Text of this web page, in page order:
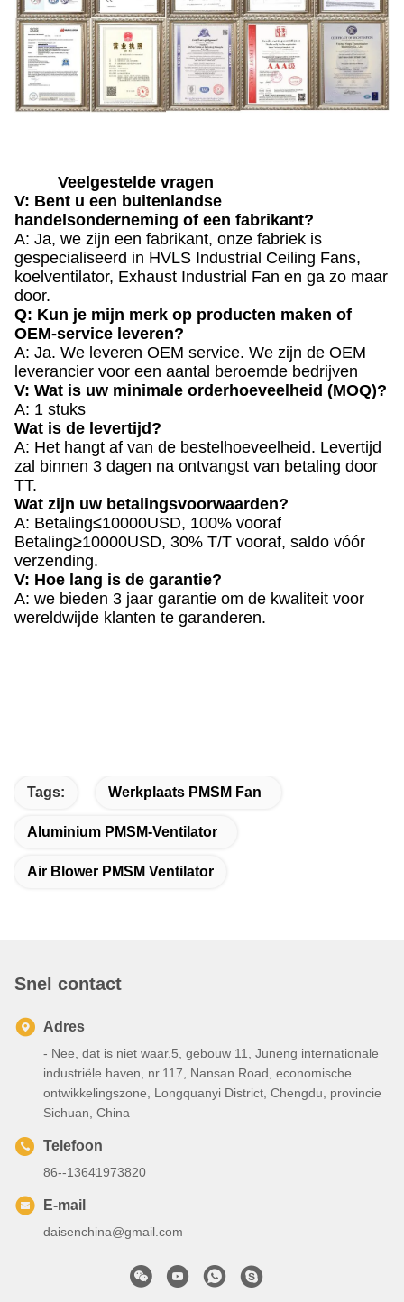
Veelgestelde vragen
V: Bent u een buitenlandse
handelsonderneming of een fabrikant?
A: Ja, we zijn een fabrikant, onze fabriek is
gespecialiseerd in HVLS Industrial Ceiling Fans,
koelventilator, Exhaust Industrial Fan en ga zo maar
door.
Q: Kun je mijn merk op producten maken of
OEM-service leveren?
A: Ja. We leveren OEM service. We zijn de OEM
leverancier voor een aantal beroemde bedrijven
V: Wat is uw minimale orderhoeveelheid (MOQ)?
A: 1 stuks
Wat is de levertijd?
A: Het hangt af van de bestelhoeveelheid. Levertijd
zal binnen 3 dagen na ontvangst van betaling door
TT.
Wat zijn uw betalingsvoorwaarden?
A: Betaling≤10000USD, 100% vooraf
Betaling≥10000USD, 30% T/T vooraf, saldo vóór
verzending.
V: Hoe lang is de garantie?
A: we bieden 3 jaar garantie om de kwaliteit voor
wereldwijde klanten te garanderen.
Tags: Werkplaats PMSM Fan
Aluminium PMSM-Ventilator
Air Blower PMSM Ventilator
Snel contact
Adres
- Nee, dat is niet waar.5, gebouw 11, Juneng internationale
industriële haven, nr.117, Nansan Road, economische
ontwikkelingszone, Longquanyi District, Chengdu, provincie
Sichuan, China
Telefoon
86--13641973820
E-mail
daisenchina@gmail.com